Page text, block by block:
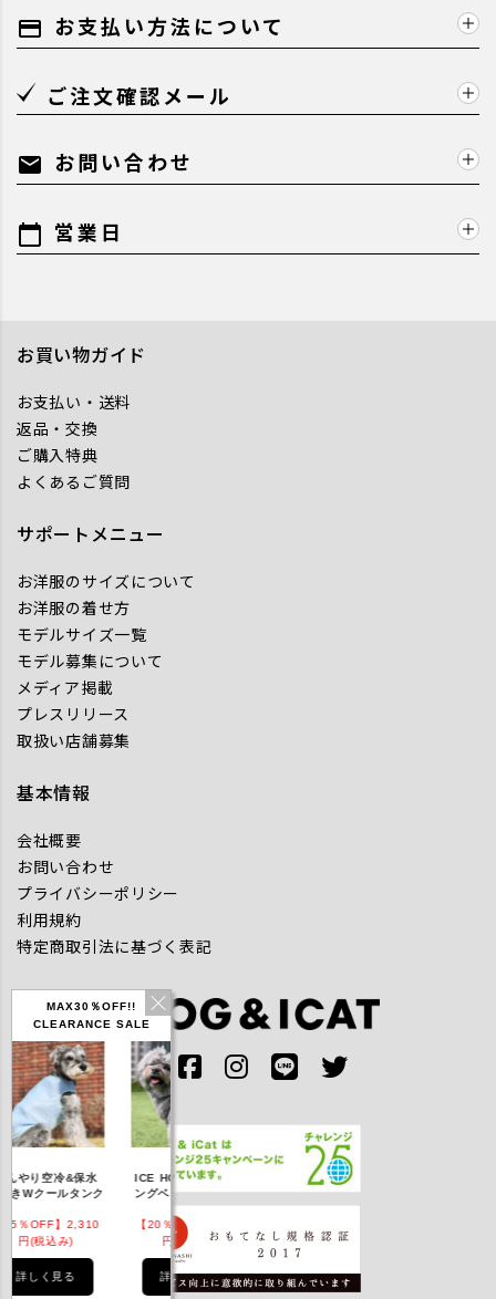
MAX30％OFF!!
CLEARANCE SALE
やり空冷&保水
Wクールタンク
％OFF】2,310
円(税込み)
詳しく見る
ICE HOLD フィッシ
ングベスト 保冷剤付
【20％OFF】3,168
円(税込み)
詳しく見る
IDOG ICE HOLD ネ
ッククーラー 保冷剤
円(税込み)
詳しく見る
payment お支払い方法について
ご注文確認メール
mail お問い合わせ
calendar_today 営業日
お買い物ガイド
お支払い・送料
返品・交換
ご購入特典
よくあるご質問
サポートメニュー
お洋服のサイズについて
お洋服の着せ方
モデルサイズ一覧
モデル募集について
メディア掲載
プレスリリース
取扱い店舗募集
基本情報
会社概要
お問い合わせ
プライバシーポリシー
利用規約
特定商取引法に基づく表記